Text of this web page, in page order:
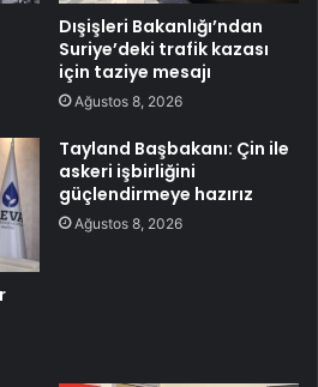
Dışişleri Bakanlığı’ndan
Suriye’deki trafik kazası
için taziye mesajı
Ağustos 8, 2026
Tayland Başbakanı: Çin ile
askeri işbirliğini
güçlendirmeye hazırız
Ağustos 8, 2026